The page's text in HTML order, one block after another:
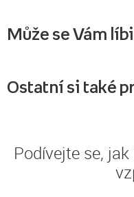
Může se Vám
Ostatní si také
Podívejte se,